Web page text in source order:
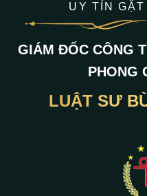
UY TÍN
GIÁM ĐỐC CÔNG
PHONG
LUẬT SƯ